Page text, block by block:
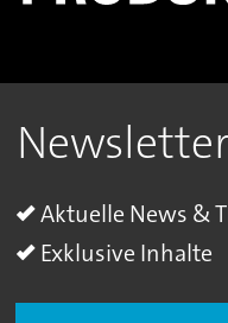
Newsletter
Aktuelle News &
Exklusive Inhalte